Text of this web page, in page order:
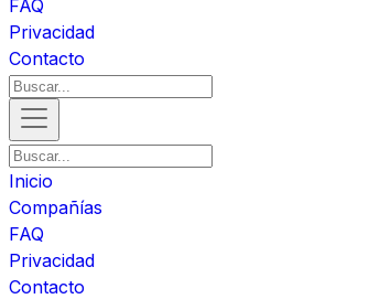
FAQ
Privacidad
Contacto
Inicio
Compañías
FAQ
Privacidad
Contacto